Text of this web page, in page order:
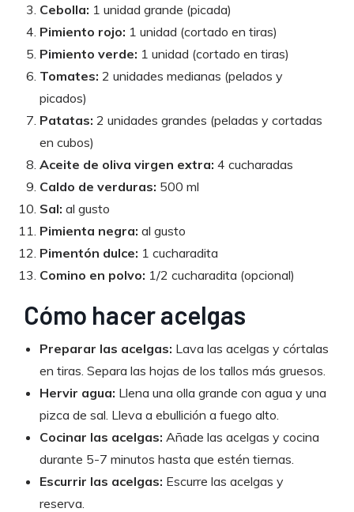
Cebolla: 1 unidad grande (picada)
Pimiento rojo: 1 unidad (cortado en tiras)
Pimiento verde: 1 unidad (cortado en tiras)
Tomates: 2 unidades medianas (pelados y
picados)
Patatas: 2 unidades grandes (peladas y cortadas
en cubos)
Aceite de oliva virgen extra: 4 cucharadas
Caldo de verduras: 500 ml
Sal: al gusto
Pimienta negra: al gusto
Pimentón dulce: 1 cucharadita
Comino en polvo: 1/2 cucharadita (opcional)
Cómo hacer acelgas
Preparar las acelgas: Lava las acelgas y córtalas
en tiras. Separa las hojas de los tallos más gruesos.
Hervir agua: Llena una olla grande con agua y una
pizca de sal. Lleva a ebullición a fuego alto.
Cocinar las acelgas: Añade las acelgas y cocina
durante 5-7 minutos hasta que estén tiernas.
Escurrir las acelgas: Escurre las acelgas y
reserva.